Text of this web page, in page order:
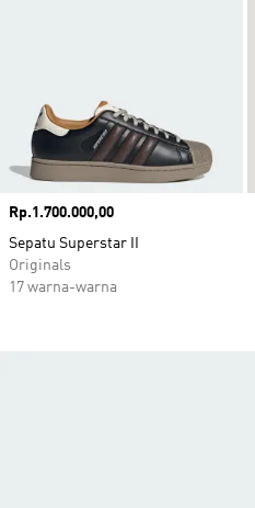
Harga
Rp.1.700.000,00
Sepatu Superstar II
Originals
17 warna-warna